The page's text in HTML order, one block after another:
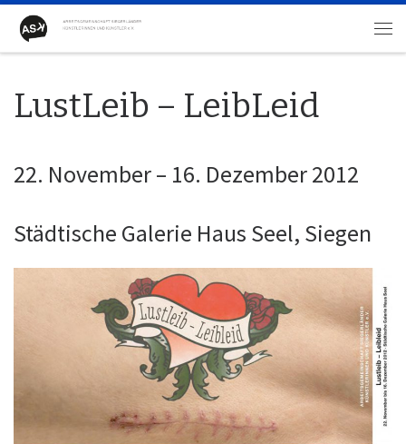
Zum Inhalt springen
LustLeib – LeibLeid
22. November – 16. Dezember 2012
Städtische Galerie Haus Seel, Siegen